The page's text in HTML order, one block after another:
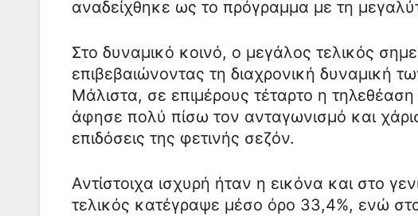
αναδείχθηκε ως το πρόγραμμα με τη
Στο δυναμικό κοινό, ο μεγάλος τελικός
επιβεβαιώνοντας τη διαχρονική δυναμική
Μάλιστα, σε επιμέρους τέταρτο η
άφησε πολύ πίσω τον ανταγωνισμό και
επιδόσεις της φετινής σεζόν.
Αντίστοιχα ισχυρή ήταν η εικόνα και στο
τελικός κατέγραψε μέσο όρο 33,4%, ενώ